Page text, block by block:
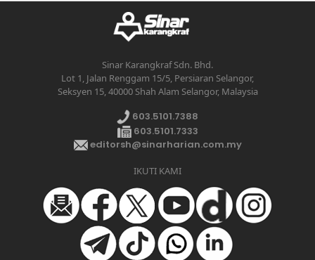
Sinar Karangkraf Sdn. Bhd.
Lot 1, Jalan Renggam 15/5, Persiaran Selangor,
Seksyen 15, 40000 Shah Alam Selangor, Malaysia
603.5101.7388
603.5101.7333
editorsh@sinarharian.com.my
IKUTI KAMI